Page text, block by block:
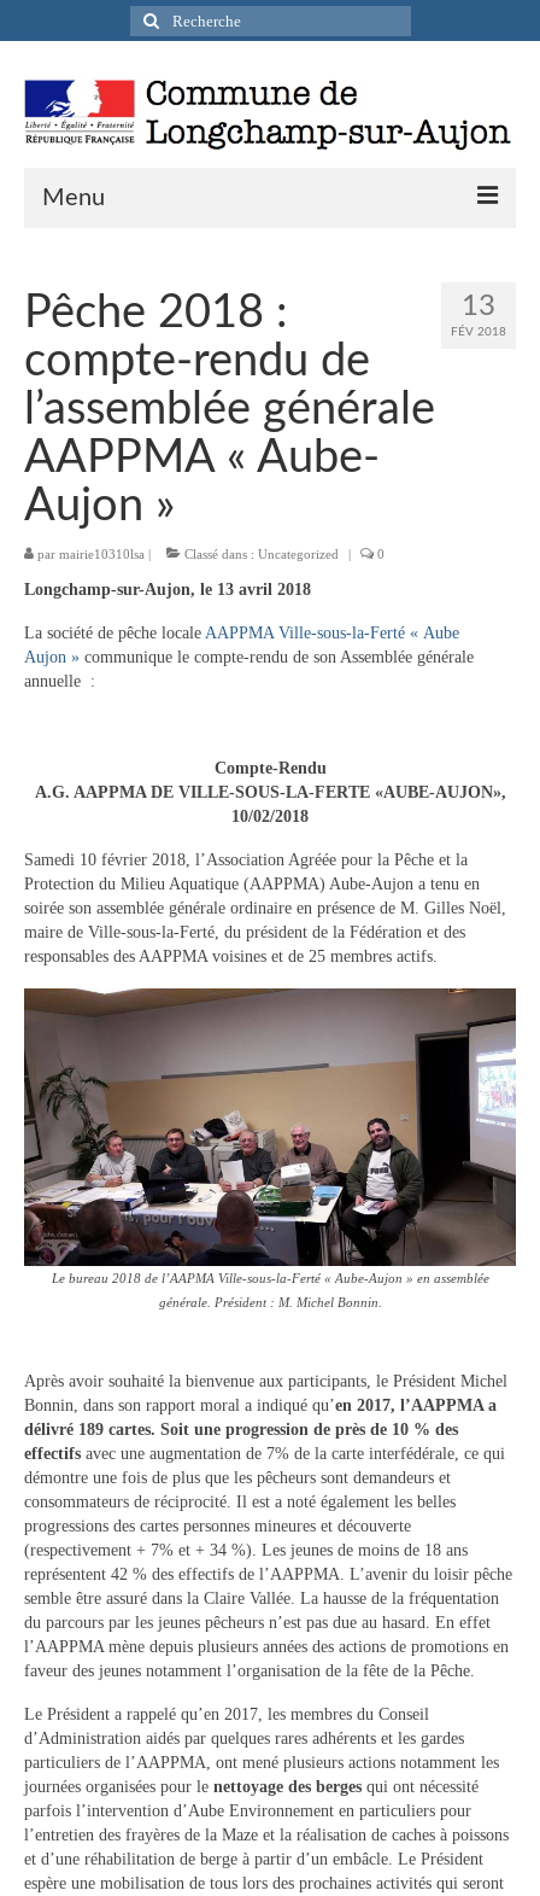
Rechercher
:
Menu
Infos pratiques
Présentation de la commune
Accueil en mairie
Longchamp-sur-Aujon en cartes postales
Accès / Transports
Tourisme
Services publics
Téléphonie mobile / Internet
Collecte des déchets
Affouages
Location de salles
Vie municipale
Le Conseil municipal de Longchamp-sur-
Aujon
Les réunions du Conseil municipal
La Communauté de communes
Budget communal & fiscalité
Vie scolaire
Scolarité
Vie associative
Les associations
Contact
Informations légales
13
FÉV 2018
Pêche 2018 :
compte-rendu de
l’assemblée générale
AAPPMA « Aube-
Aujon »
par mairie10310lsa Classé dans : Uncategorized 0
Longchamp-sur-Aujon, le 13 avril 2018
La société de pêche locale AAPPMA Ville-sous-la-Ferté « Aube
Aujon » communique le compte-rendu de son Assemblée générale
annuelle :
Compte-Rendu
A.G. AAPPMA DE VILLE-SOUS-LA-FERTE «AUBE-AUJON»,
10/02/2018
Samedi 10 février 2018, l’Association Agréée pour la Pêche et la
Protection du Milieu Aquatique (AAPPMA) Aube-Aujon a tenu en
soirée son assemblée générale ordinaire en présence de M. Gilles Noël,
maire de Ville-sous-la-Ferté, du président de la Fédération et des
responsables des AAPPMA voisines et de 25 membres actifs.
Le bureau 2018 de l’AAPMA Ville-sous-la-Ferté « Aube-Aujon » en assemblée
générale. Président : M. Michel Bonnin.
Après avoir souhaité la bienvenue aux participants, le Président Michel
Bonnin, dans son rapport moral a indiqué qu’en 2017, l’AAPPMA a
délivré 189 cartes. Soit une progression de près de 10 % des
effectifs avec une augmentation de 7% de la carte interfédérale, ce qui
démontre une fois de plus que les pêcheurs sont demandeurs et
consommateurs de réciprocité. Il est a noté également les belles
progressions des cartes personnes mineures et découverte
(respectivement + 7% et + 34 %). Les jeunes de moins de 18 ans
représentent 42 % des effectifs de l’AAPPMA. L’avenir du loisir pêche
semble être assuré dans la Claire Vallée. La hausse de la fréquentation
du parcours par les jeunes pêcheurs n’est pas due au hasard. En effet
l’AAPPMA mène depuis plusieurs années des actions de promotions en
faveur des jeunes notamment l’organisation de la fête de la Pêche.
Le Président a rappelé qu’en 2017, les membres du Conseil
d’Administration aidés par quelques rares adhérents et les gardes
particuliers de l’AAPPMA, ont mené plusieurs actions notamment les
journées organisées pour le nettoyage des berges qui ont nécessité
parfois l’intervention d’Aube Environnement en particuliers pour
l’entretien des frayères de la Maze et la réalisation de caches à poissons
et d’une réhabilitation de berge à partir d’un embâcle. Le Président
espère une mobilisation de tous lors des prochaines activités qui seront